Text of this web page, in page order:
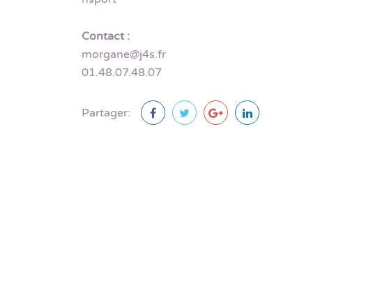
Contact :
morgane@j4s.fr
01.48.07.48.07
Partager: